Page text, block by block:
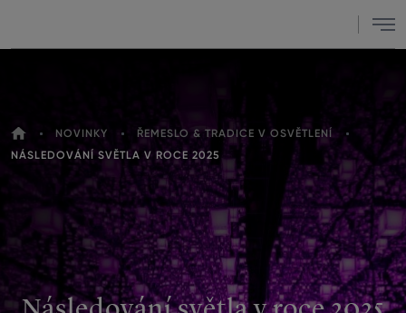
Menu
NACHÁZÍTE
DOMŮNOVINKY
ŘEMESLO & TRADICE V OSVĚTLENÍ
NÁSLEDOVÁNÍ SVĚTLA V ROCE 2025